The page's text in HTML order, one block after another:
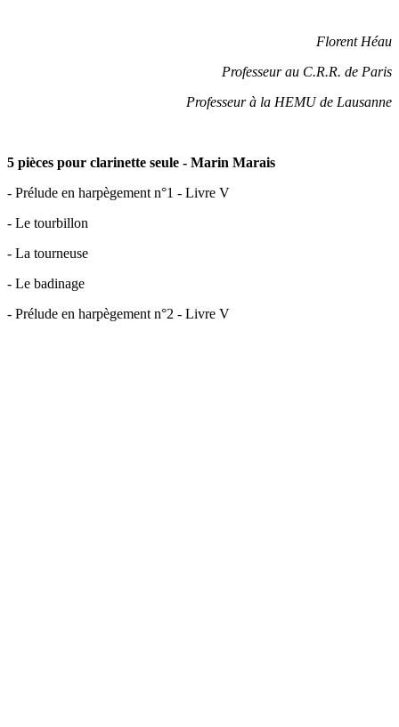
Florent Héau
Professeur au C.R.R. de Paris
Professeur à la HEMU de Lausanne
5 pièces pour clarinette seule - Marin Marais
- Prélude en harpègement n°1 - Livre V
- Le tourbillon
- La tourneuse
- Le badinage
- Prélude en harpègement n°2 - Livre V